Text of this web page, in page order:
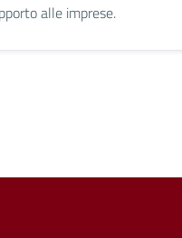
alle imprese.